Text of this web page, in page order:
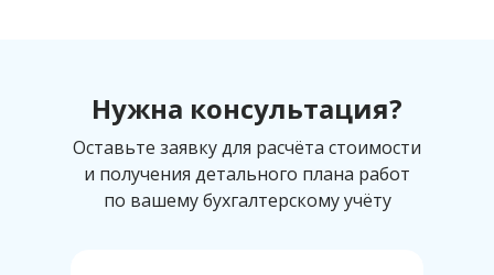
Оставьте заявку для расчёта стоимости
и получения детального плана работ
по вашему бухгалтерскому учёту
Нужна консультация?